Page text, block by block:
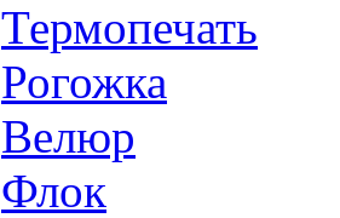
Термопечать
Рогожка
Велюр
Флок